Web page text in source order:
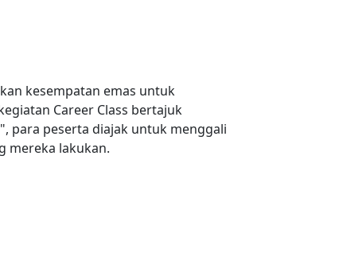
kesempatan emas untuk
Career Class bertajuk
para peserta diajak untuk menggali
mereka lakukan.